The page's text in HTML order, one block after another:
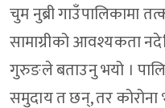
चुम नुब्री गाउँपालिकामा
सामाग्रीको आवश्यकता
गुरुङले बताउनु भयो ।
समुदाय त छन्, तर